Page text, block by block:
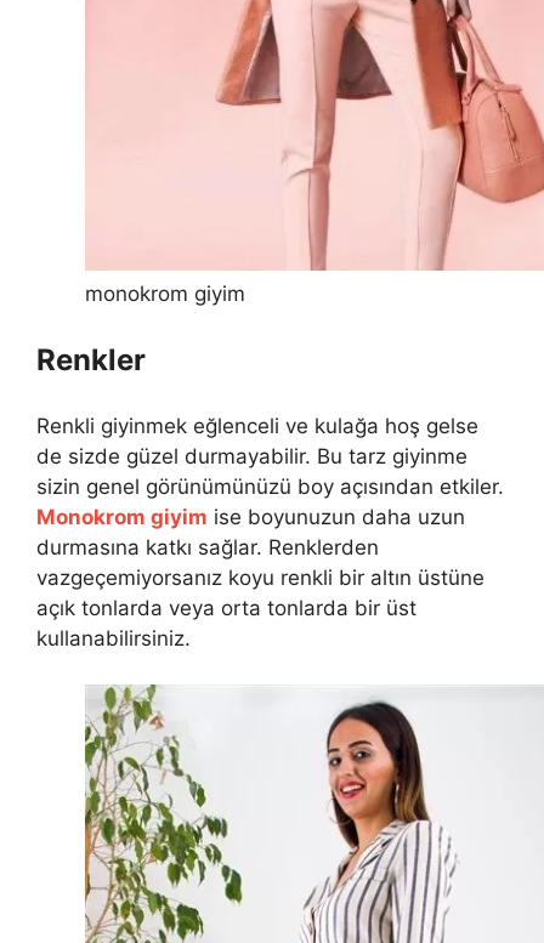
monokrom giyim
Renkler
Renkli giyinmek eğlenceli ve kulağa hoş gelse
de sizde güzel durmayabilir. Bu tarz giyinme
sizin genel görünümünüzü boy açısından etkiler.
Monokrom giyim ise boyunuzun daha uzun
durmasına katkı sağlar. Renklerden
vazgeçemiyorsanız koyu renkli bir altın üstüne
açık tonlarda veya orta tonlarda bir üst
kullanabilirsiniz.